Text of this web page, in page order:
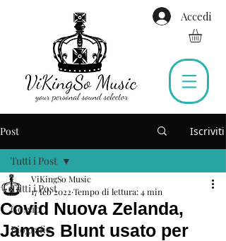
Accedi
Post Iscriviti
Tutti i Post
Gossip
Biografie
Tutti i Post
Covid Nuova Zelanda,
James Blunt usato per
ViKingSo Music
17 feb 2022 Tempo di lettura: 4 min